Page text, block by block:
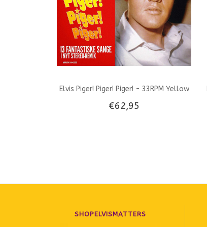
Elvis Piger! Piger! Piger! - 33RPM Yellow
Vinyl Memphis Mansion Label
€62,95
SHOPELVISMATTERS